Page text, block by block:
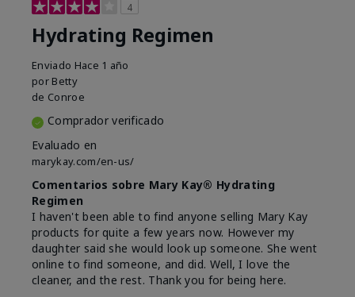
4
Hydrating Regimen
Enviado Hace 1 año
por Betty
de Conroe
Comprador verificado
Evaluado en
marykay.com/en-us/
Comentarios sobre Mary Kay® Hydrating
Regimen
I haven't been able to find anyone selling Mary Kay
products for quite a few years now. However my
daughter said she would look up someone. She went
online to find someone, and did. Well, I love the
cleaner, and the rest. Thank you for being here.